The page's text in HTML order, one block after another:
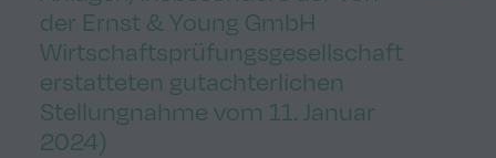
der Ernst & Young GmbH
Wirtschaftsprüfungsgesellschaft
erstatteten gutachterlichen
Stellungnahme vom 11. Januar
2024)